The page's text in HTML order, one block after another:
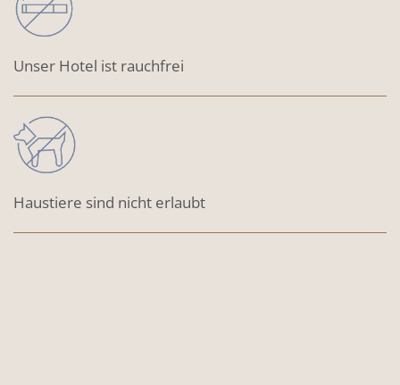
Unser Hotel ist rauchfrei
Haustiere sind nicht erlaubt